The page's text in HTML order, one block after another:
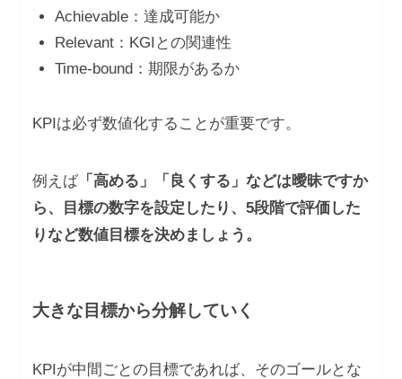
Achievable：達成可能か
Relevant：KGIとの関連性
Time-bound：期限があるか
KPIは必ず数値化することが重要です。
例えば「高める」「良くする」などは曖昧ですか
ら、目標の数字を設定したり、5段階で評価した
りなど数値目標を決めましょう。
大きな目標から分解していく
KPIが中間ごとの目標であれば、そのゴールとな